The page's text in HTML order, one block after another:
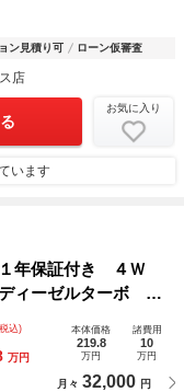
ン見積り可 ローン仮審査
店
お気に入り
います
年保証付き ４Ｗ
ィーゼルターボ シ
インチＡＷ ナビ
ｏｔｈ 両側パワ
込)
万円
本体価格
219.8
万円
諸費用
10
万円
月々 32,000 円